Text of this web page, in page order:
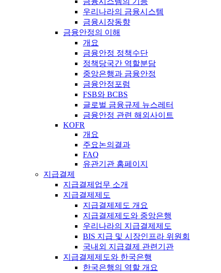
우리나라의 금융시스템
금융시장동향
금융안정의 이해
개요
금융안정 정책수단
정책당국간 역할분담
중앙은행과 금융안정
금융안정포럼
FSB와 BCBS
글로벌 금융규제 뉴스레터
금융안정 관련 해외사이트
KOFR
개요
주요논의결과
FAQ
유관기관 홈페이지
지급결제
지급결제업무 소개
지급결제제도
지급결제제도 개요
지급결제제도와 중앙은행
우리나라의 지급결제제도
BIS 지급 및 시장인프라 위원회
국내외 지급결제 관련기관
지급결제제도와 한국은행
한국은행의 역할 개요